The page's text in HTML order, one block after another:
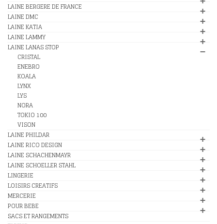
LAINE BERGERE DE FRANCE
LAINE DMC
LAINE KATIA
LAINE LAMMY
LAINE LANAS STOP
CRISTAL
ENEBRO
KOALA
LYNX
LYS
NORA
TOKIO 100
VISON
LAINE PHILDAR
LAINE RICO DESIGN
LAINE SCHACHENMAYR
LAINE SCHOELLER STAHL
LINGERIE
LOISIRS CREATIFS
MERCERIE
POUR BEBE
SACS ET RANGEMENTS